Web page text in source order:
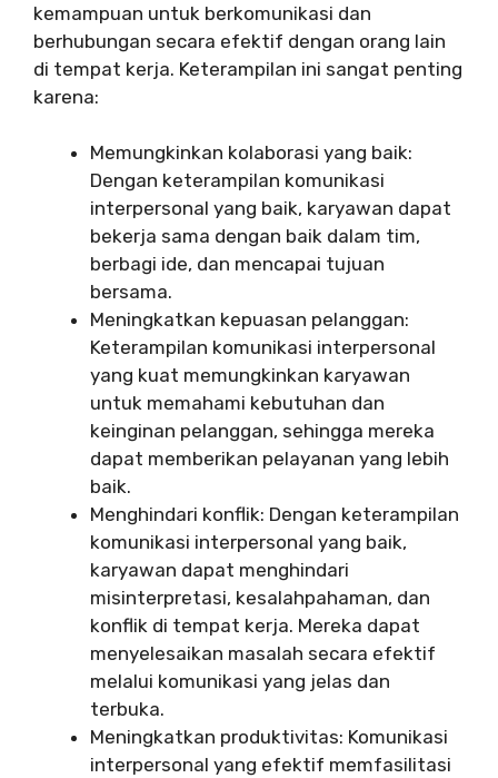
kemampuan untuk berkomunikasi dan
berhubungan secara efektif dengan orang lain
di tempat kerja. Keterampilan ini sangat penting
karena:
Memungkinkan kolaborasi yang baik:
Dengan keterampilan komunikasi
interpersonal yang baik, karyawan dapat
bekerja sama dengan baik dalam tim,
berbagi ide, dan mencapai tujuan
bersama.
Meningkatkan kepuasan pelanggan:
Keterampilan komunikasi interpersonal
yang kuat memungkinkan karyawan
untuk memahami kebutuhan dan
keinginan pelanggan, sehingga mereka
dapat memberikan pelayanan yang lebih
baik.
Menghindari konflik: Dengan keterampilan
komunikasi interpersonal yang baik,
karyawan dapat menghindari
misinterpretasi, kesalahpahaman, dan
konflik di tempat kerja. Mereka dapat
menyelesaikan masalah secara efektif
melalui komunikasi yang jelas dan
terbuka.
Meningkatkan produktivitas: Komunikasi
interpersonal yang efektif memfasilitasi